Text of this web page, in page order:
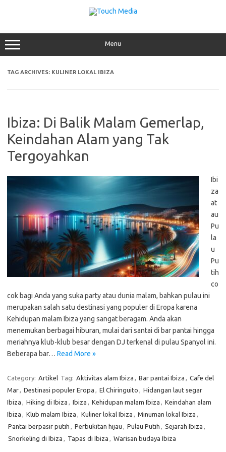
Menu
TAG ARCHIVES: KULINER LOKAL IBIZA
Ibiza: Di Balik Malam Gemerlap,
Keindahan Alam yang Tak
Tergoyahkan
Ibi
za
at
au
Pu
la
u
Pu
tih
co
cok bagi Anda yang suka party atau dunia malam, bahkan pulau ini
merupakan salah satu destinasi yang populer di Eropa karena
Kehidupan malam Ibiza yang sangat beragam. Anda akan
menemukan berbagai hiburan, mulai dari santai di bar pantai hingga
meriahnya klub-klub besar dengan DJ terkenal di pulau Spanyol ini.
Beberapa bar… Read More »
Category: Artikel Tag: Aktivitas alam Ibiza , Bar pantai Ibiza , Cafe del
Mar, Destinasi populer Eropa , El Chiringuito , Hidangan laut segar
Ibiza , Hiking di Ibiza , Ibiza , Kehidupan malam Ibiza , Keindahan alam
Ibiza , Klub malam Ibiza , Kuliner lokal Ibiza , Minuman lokal Ibiza ,
Pantai berpasir putih , Perbukitan hijau , Pulau Putih , Sejarah Ibiza ,
Snorkeling di Ibiza , Tapas di Ibiza , Warisan budaya Ibiza